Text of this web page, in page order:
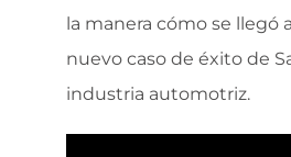
la manera cómo se llegó
nuevo caso de éxito de
industria automotriz.